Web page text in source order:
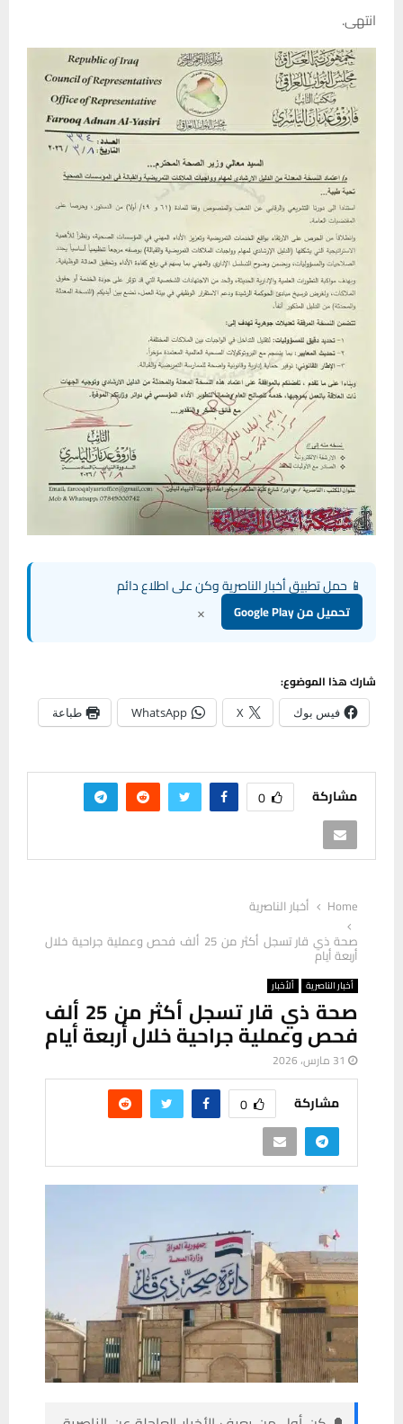
انتهى.
📱 حمل تطبيق أخبار الناصرية وكن على اطلاع دائم
تحميل من Google Play ×
شارك هذا الموضوع:
فيس بوك X
WhatsApp طباعة
مشاركة 0
Home
أخبار الناصرية
صحة ذي قار تسجل أكثر من 25 ألف فحص وعملية جراحية خلال
أربعة أيام
أخبار الناصرية ألأخبار
صحة ذي قار تسجل أكثر من 25 ألف
فحص وعملية جراحية خلال أربعة أيام
31 مارس، 2026
مشاركة 0